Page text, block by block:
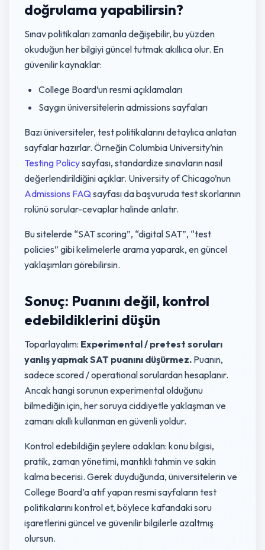
doğrulama yapabilirsin?
Sınav politikaları zamanla değişebilir, bu yüzden
okuduğun her bilgiyi güncel tutmak akıllıca olur. En
güvenilir kaynaklar:
College Board’un resmi açıklamaları
Saygın üniversitelerin admissions sayfaları
Bazı üniversiteler, test politikalarını detaylıca anlatan
sayfalar hazırlar. Örneğin Columbia University’nin
Testing Policysayfası, standardize sınavların nasıl
değerlendirildiğini açıklar. University of Chicago’nun
Admissions FAQsayfası da başvuruda test skorlarının
rolünü sorular-cevaplar halinde anlatır.
Bu sitelerde “SAT scoring”, “digital SAT”, “test
policies” gibi kelimelerle arama yaparak, en güncel
yaklaşımları görebilirsin.
Sonuç: Puanını değil, kontrol
edebildiklerini düşün
Toparlayalım: Experimental / pretest soruları
yanlış yapmak SAT puanını düşürmez. Puanın,
sadece scored / operational sorulardan hesaplanır.
Ancak hangi sorunun experimental olduğunu
bilmediğin için, her soruya ciddiyetle yaklaşman ve
zamanı akıllı kullanman en güvenli yoldur.
Kontrol edebildiğin şeylere odaklan: konu bilgisi,
pratik, zaman yönetimi, mantıklı tahmin ve sakin
kalma becerisi. Gerek duyduğunda, üniversitelerin ve
College Board’a atıf yapan resmi sayfaların test
politikalarını kontrol et, böylece kafandaki soru
işaretlerini güncel ve güvenilir bilgilerle azaltmış
olursun.